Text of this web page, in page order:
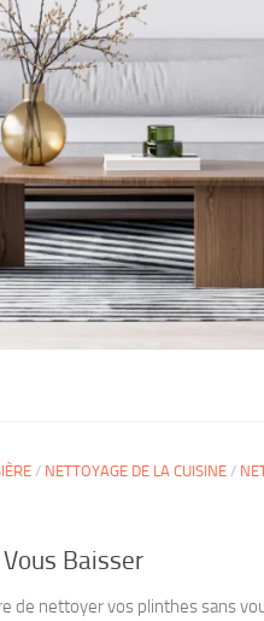
/ NETTOYAGE DE LA CUISINE /
Baisser
de nettoyer vos plinthes sans